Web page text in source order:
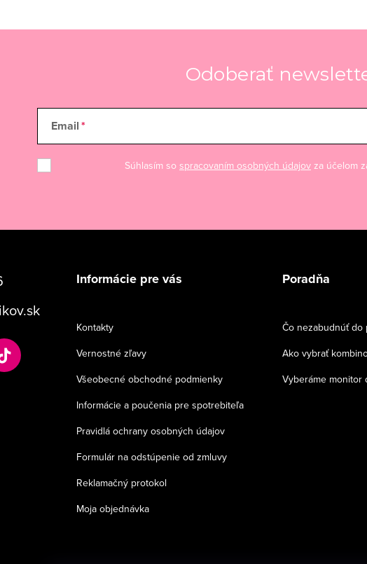
Odoberať
Email
Súhlasím so spracovaním osobných údajov za účelom
Informácie pre vás
Kontakty
Vernostné zľavy
Všeobecné obchodné podmienky
Informácie a poučenia pre spotrebiteľa
Pravidlá ochrany osobných údajov
Formulár na odstúpenie od zmluvy
Reklamačný protokol
Moja objednávka
Poradňa
Čo nezabudnúť do
Ako vybrať
Vyberáme monitor